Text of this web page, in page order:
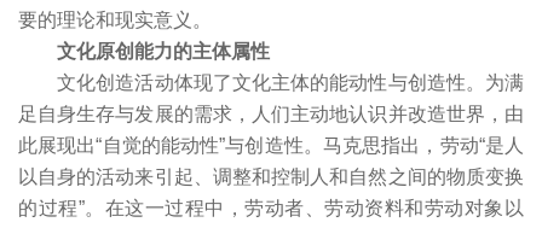
要的理论和现实意义。
文化原创能力的主体属性
文化创造活动体现了文化主体的能动性与创造性。为满
足自身生存与发展的需求，人们主动地认识并改造世界，由
此展现出“自觉的能动性”与创造性。马克思指出，劳动“是人
以自身的活动来引起、调整和控制人和自然之间的物质变换
的过程”。在这一过程中，劳动者、劳动资料和劳动对象以